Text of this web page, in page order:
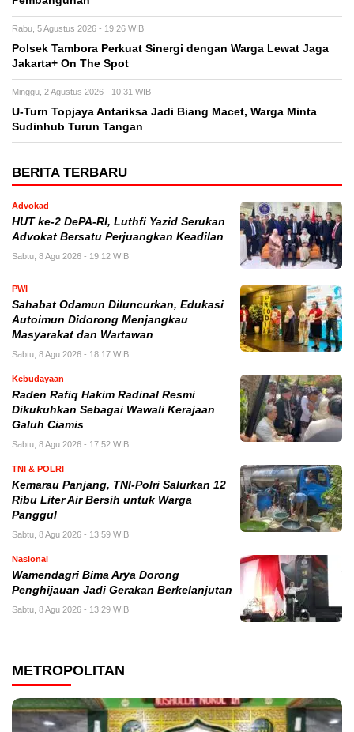
Rabu, 5 Agustus 2026 - 19:26 WIB
Polsek Tambora Perkuat Sinergi dengan Warga Lewat Jaga
Jakarta+ On The Spot
Minggu, 2 Agustus 2026 - 10:31 WIB
U-Turn Topjaya Antariksa Jadi Biang Macet, Warga Minta
Sudinhub Turun Tangan
BERITA TERBARU
Advokad
HUT ke-2 DePA-RI, Luthfi Yazid Serukan
Advokat Bersatu Perjuangkan Keadilan
Sabtu, 8 Agu 2026 - 19:12 WIB
PWI
Sahabat Odamun Diluncurkan, Edukasi
Autoimun Didorong Menjangkau
Masyarakat dan Wartawan
Sabtu, 8 Agu 2026 - 18:17 WIB
Kebudayaan
Raden Rafiq Hakim Radinal Resmi
Dikukuhkan Sebagai Wawali Kerajaan
Galuh Ciamis
Sabtu, 8 Agu 2026 - 17:52 WIB
TNI & POLRI
Kemarau Panjang, TNI-Polri Salurkan 12
Ribu Liter Air Bersih untuk Warga
Panggul
Sabtu, 8 Agu 2026 - 13:59 WIB
Nasional
Wamendagri Bima Arya Dorong
Penghijauan Jadi Gerakan Berkelanjutan
Sabtu, 8 Agu 2026 - 13:29 WIB
METROPOLITAN